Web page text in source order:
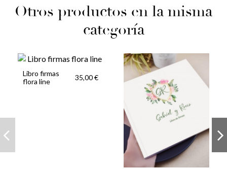
Otros productos en la misma
categoría
Libro firmas
flora line
35,00 €